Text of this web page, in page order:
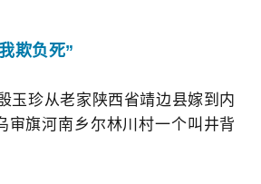
欺负死”
玉珍从老家陕西省靖边县嫁到内
审旗河南乡尔林川村一个叫井背